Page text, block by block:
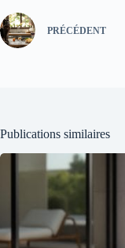
PRÉCÉDENT
Publications similaires